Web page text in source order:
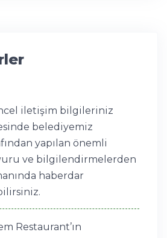
iletişim bilgileriniz
belediyemiz
yapılan önemli
ve bilgilendirmelerden
haberdar
Restaurant’ın